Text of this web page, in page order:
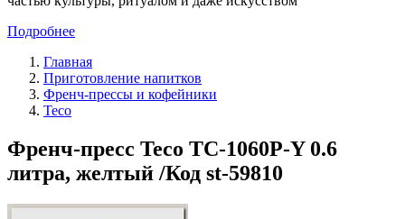
Подробнее
Главная
Приготовление напитков
Френч-прессы и кофейники
Teco
Френч-пресс Teco TC-1060P-Y 0.6
литра, желтый /Код st-59810